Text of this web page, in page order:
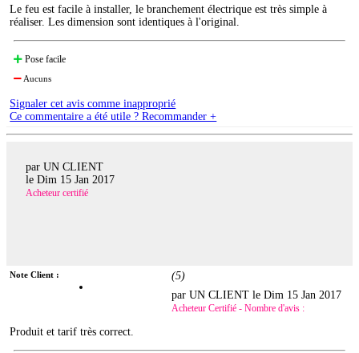
Le feu est facile à installer, le branchement électrique est très simple à
réaliser. Les dimension sont identiques à l'original.
Pose facile
Aucuns
Signaler cet avis comme inapproprié
Ce commentaire a été utile ? Recommander +
par UN CLIENT
le Dim 15 Jan 2017
Acheteur certifié
Note Client : (5)
par UN CLIENT leDim 15 Jan 2017
Acheteur Certifié - Nombre d'avis :
Produit et tarif très correct.